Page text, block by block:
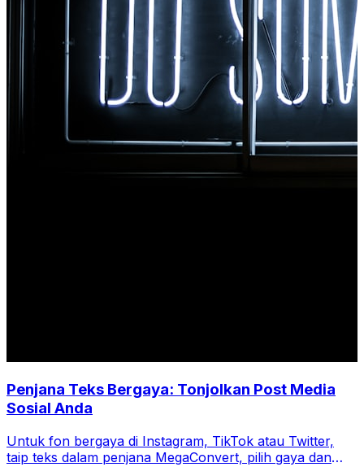
Penjana Teks Bergaya: Tonjolkan Post Media
Sosial Anda
Untuk fon bergaya di Instagram, TikTok atau Twitter,
taip teks dalam penjana MegaConvert, pilih gaya dan